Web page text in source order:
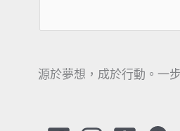
源於夢想，成於行動。一